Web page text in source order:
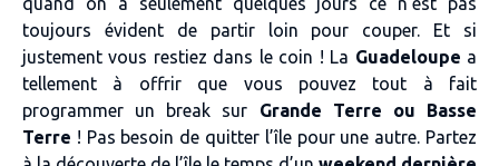
toujours évident de partir loin pour couper. Et si
justement vous restiez dans le coin ! La Guadeloupe a
tellement à offrir que vous pouvez tout à fait
programmer un break sur Grande Terre ou Basse
Terre ! Pas besoin de quitter l’île pour une autre. Partez